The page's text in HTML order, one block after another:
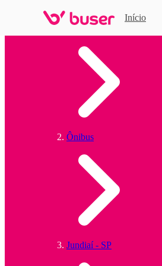
Início
Ônibus
Jundiaí - SP